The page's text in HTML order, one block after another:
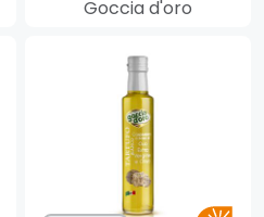
Goccia d'oro